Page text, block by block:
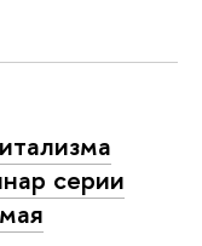
серии